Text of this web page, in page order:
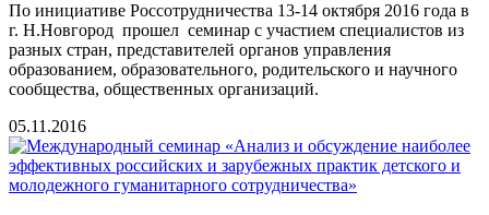
По инициативе Россотрудничества 13-14 октября 2016 года в
г. Н.Новгород прошел семинар с участием специалистов из
разных стран, представителей органов управления
образованием, образовательного, родительского и научного
сообщества, общественных организаций.
05.11.2016